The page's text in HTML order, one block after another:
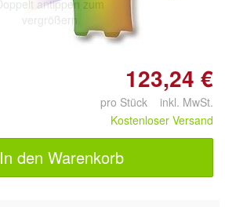
antippen zum
vergrößern
123,24 €
pro Stück inkl. MwSt.
Kostenloser Versand
In den Warenkorb